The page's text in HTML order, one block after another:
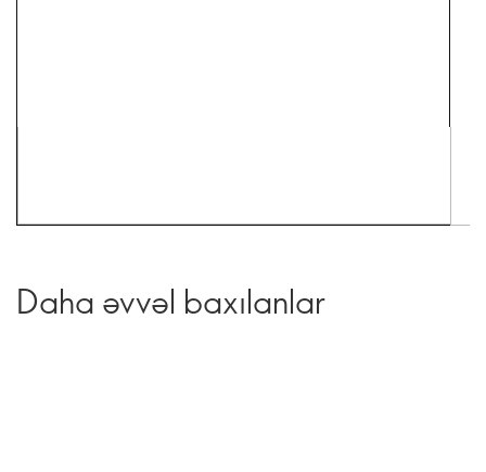
Daha əvvəl baxılanlar